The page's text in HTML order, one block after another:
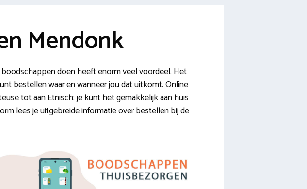
Mendonk
doen heeft enorm veel voordeel. Het
bestellen waar en wanneer jou dat uitkomt. Online
tot aan Etnisch: je kunt het gemakkelijk aan huis
lees je uitgebreide informatie over bestellen bij de